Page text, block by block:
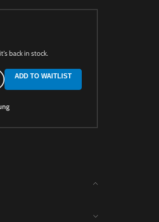
back in stock.
ADD TO WAITLIST